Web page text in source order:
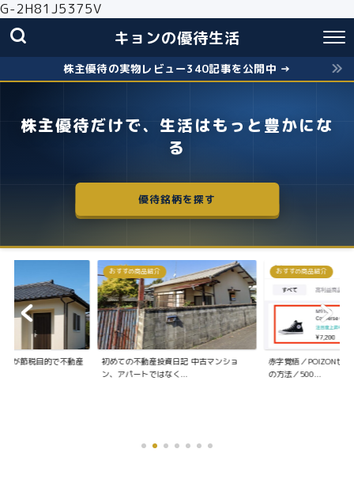
G-2H81J5375V
キョンの優待生活
株主優待の実物レビュー340記事を公開中 →
株主優待だけで、生活はもっと豊かにな
る
優待銘柄を探す
日記 中古マンショ
おすすめ商品紹介
赤字覚悟／POIZONせどりの仕入れ〜販売
の方法／500...
株主優待
失敗しないクロス取引
お得に株主優...